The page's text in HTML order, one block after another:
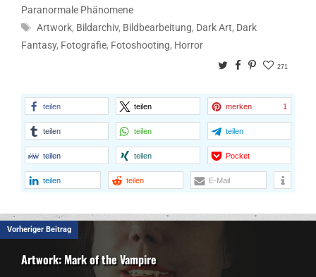
Paranormale Phänomene
Schlagwörter
Artwork, Bildarchiv, Bildbearbeitung, Dark Art, Dark
Fantasy, Fotografie, Fotoshooting, Horror
TwitterFacebook
Pinterest
271
teilen teilen merken 1
teilen teilen teilen
teilen teilen Pocket
teilen teilen E-Mail
Vorheriger Beitrag
Artwork: Mark of the Vampire